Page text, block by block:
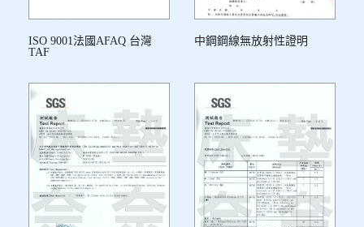
ISO 9001法國AFAQ 台灣
TAF
中鋼鋼線無放射性證明